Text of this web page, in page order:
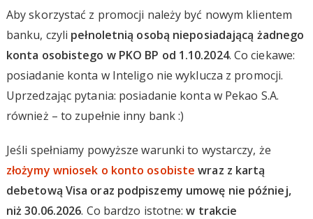
Aby skorzystać z promocji należy być nowym klientem
banku, czyli pełnoletnią osobą nieposiadającą żadnego
konta osobistego w PKO BP od 1.10.2024. Co ciekawe:
posiadanie konta w Inteligo nie wyklucza z promocji.
Uprzedzając pytania: posiadanie konta w Pekao S.A.
również – to zupełnie inny bank :)
Jeśli spełniamy powyższe warunki to wystarczy, że
złożymy wniosek o konto osobiste wraz z kartą
debetową Visa oraz podpiszemy umowę nie później,
niż 30.06.2026. Co bardzo istotne:w trakcie